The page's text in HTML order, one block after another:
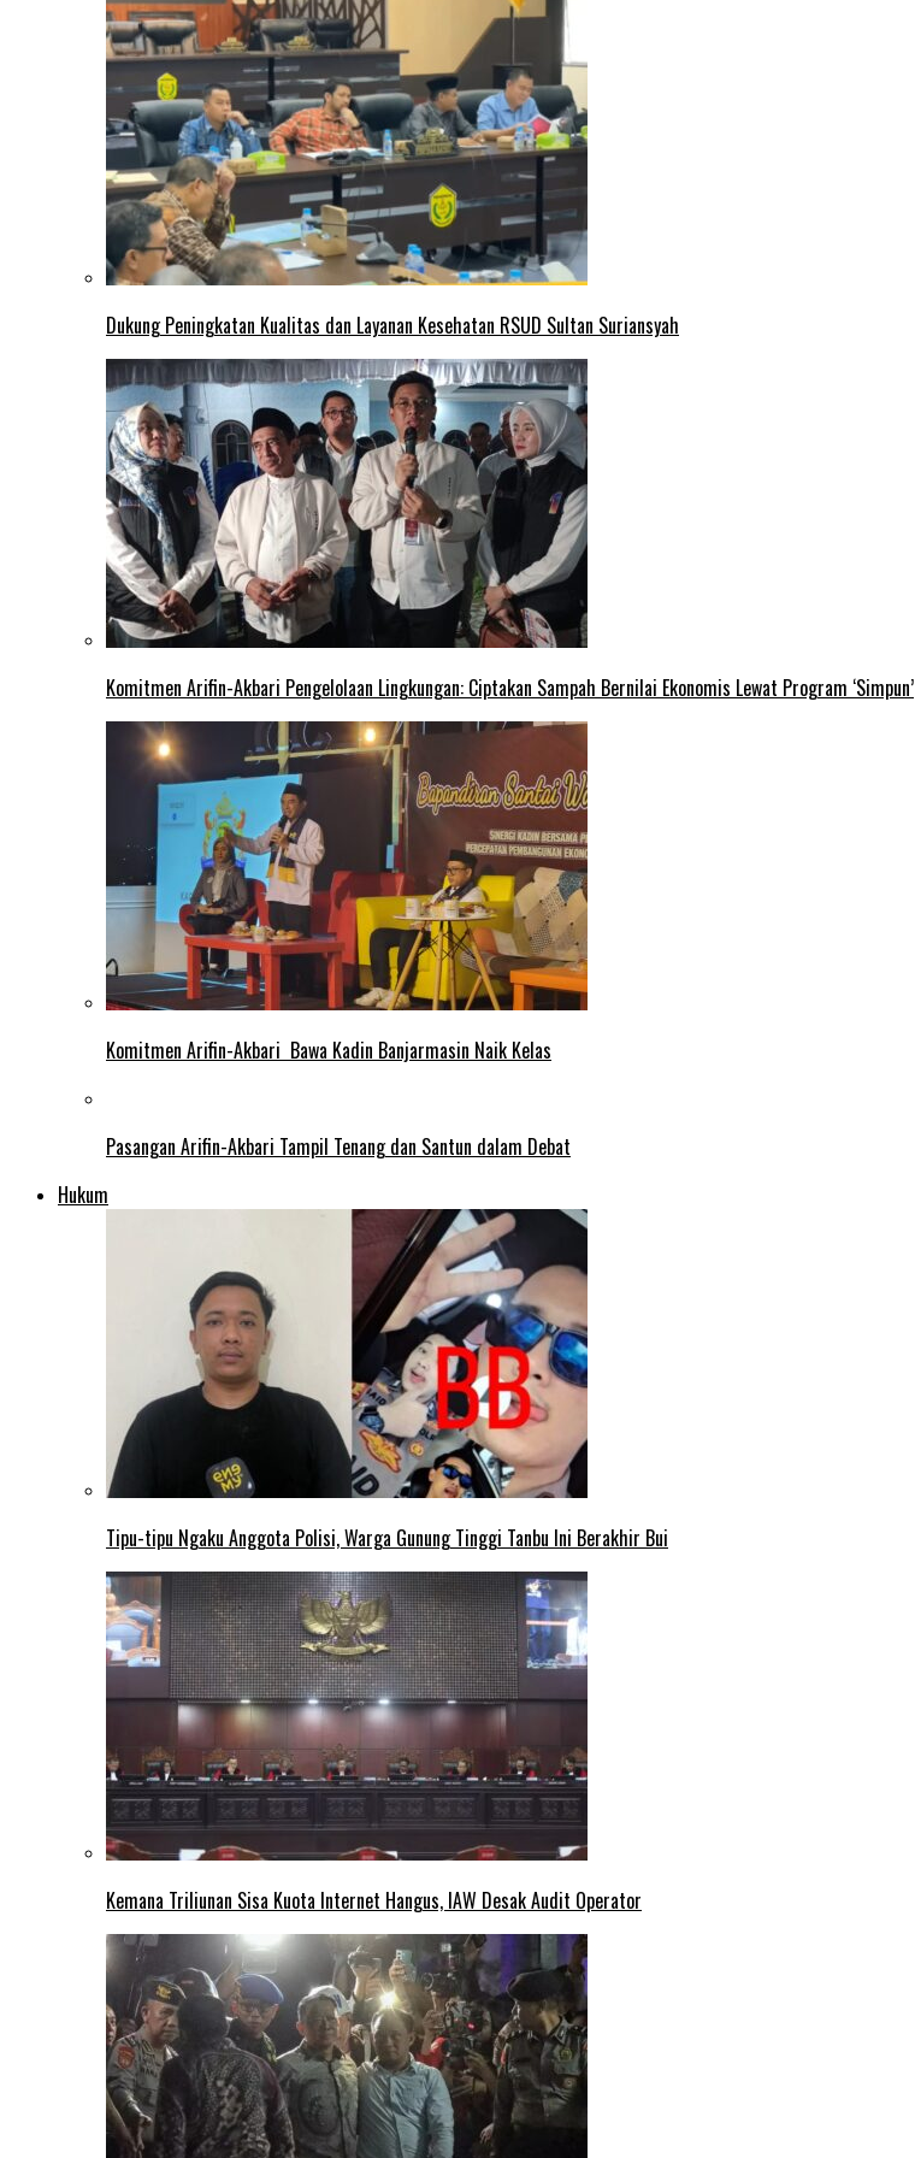
Dukung Peningkatan Kualitas dan Layanan Kesehatan RSUD Sultan Suriansyah
Komitmen Arifin-Akbari Pengelolaan Lingkungan: Ciptakan Sampah Bernilai Ekonomis Lewat Program ‘Simpun’
Komitmen Arifin-Akbari Bawa Kadin Banjarmasin Naik Kelas
Pasangan Arifin-Akbari Tampil Tenang dan Santun dalam Debat
Hukum
Tipu-tipu Ngaku Anggota Polisi, Warga Gunung Tinggi Tanbu Ini Berakhir Bui
Kemana Triliunan Sisa Kuota Internet Hangus, IAW Desak Audit Operator